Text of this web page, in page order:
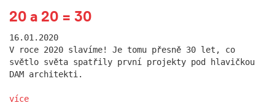
20 a 20 = 30
16.01.2020
V roce 2020 slavíme! Je tomu přesně 30 let, co
světlo světa spatřily první projekty pod hlavičkou
DAM architekti.
více